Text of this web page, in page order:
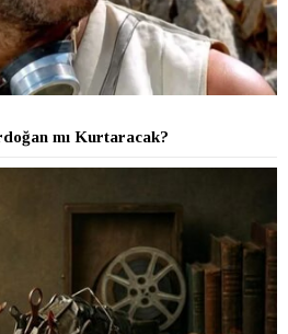
mı Kurtaracak?